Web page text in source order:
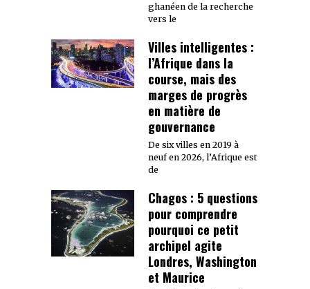
ghanéen de la recherche
vers le
Villes intelligentes :
l’Afrique dans la
course, mais des
marges de progrès
en matière de
gouvernance
De six villes en 2019 à
neuf en 2026, l’Afrique est
de
Chagos : 5 questions
pour comprendre
pourquoi ce petit
archipel agite
Londres, Washington
et Maurice